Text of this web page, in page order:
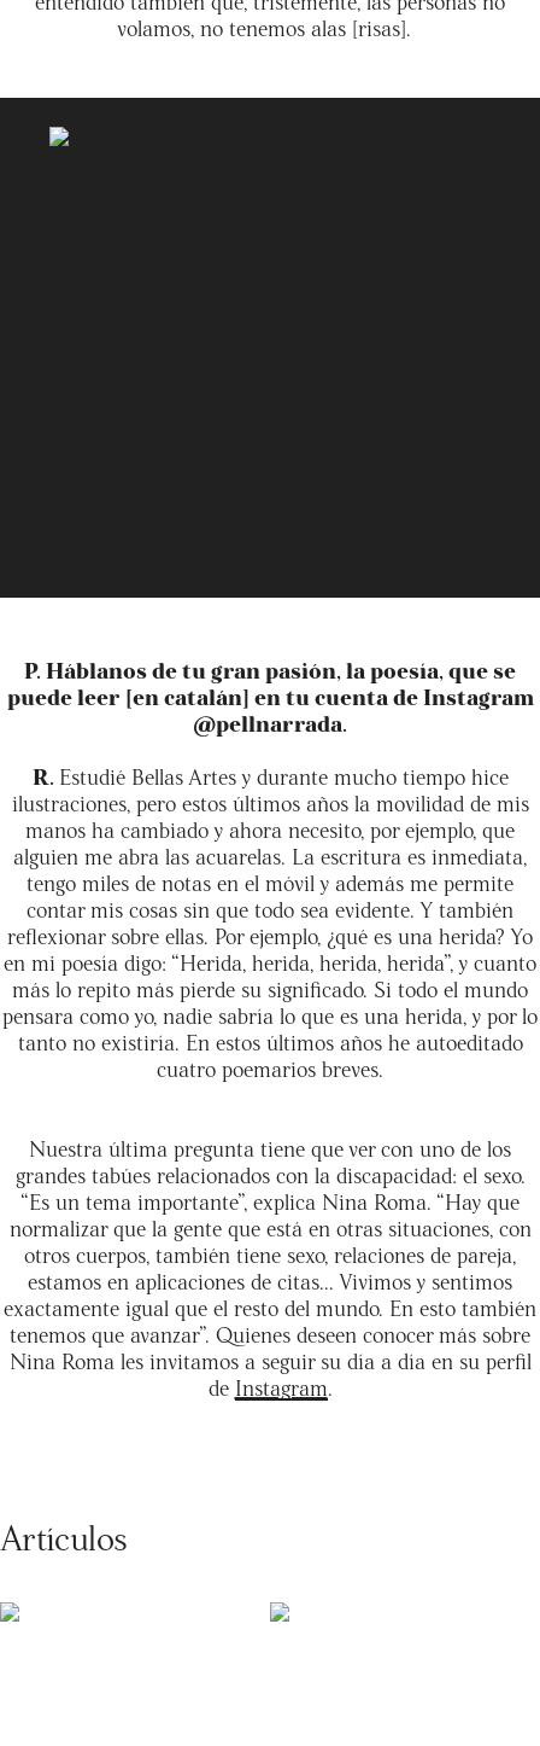
volamos, no tenemos alas [risas].
P. Háblanos de tu gran pasión, la poesía, que se
puede leer [en catalán] en tu cuenta de Instagram
@pellnarrada.
R. Estudié Bellas Artes y durante mucho tiempo hice
ilustraciones, pero estos últimos años la movilidad de mis
manos ha cambiado y ahora necesito, por ejemplo, que
alguien me abra las acuarelas. La escritura es inmediata,
tengo miles de notas en el móvil y además me permite
contar mis cosas sin que todo sea evidente. Y también
reflexionar sobre ellas. Por ejemplo, ¿qué es una herida? Yo
en mi poesía digo: “Herida, herida, herida, herida”, y cuanto
más lo repito más pierde su significado. Si todo el mundo
pensara como yo, nadie sabría lo que es una herida, y por lo
tanto no existiría. En estos últimos años he autoeditado
cuatro poemarios breves.
Nuestra última pregunta tiene que ver con uno de los
grandes tabúes relacionados con la discapacidad: el sexo.
“Es un tema importante”, explica Nina Roma. “Hay que
normalizar que la gente que está en otras situaciones, con
otros cuerpos, también tiene sexo, relaciones de pareja,
estamos en aplicaciones de citas... Vivimos y sentimos
exactamente igual que el resto del mundo. En esto también
tenemos que avanzar”. Quienes deseen conocer más sobre
Nina Roma les invitamos a seguir su día a día en su perfil
de Instagram.
Artículos